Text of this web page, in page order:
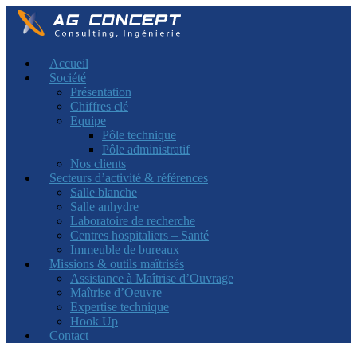
Accueil
Société
Présentation
Chiffres clé
Equipe
Pôle technique
Pôle administratif
Nos clients
Secteurs d’activité & références
Salle blanche
Salle anhydre
Laboratoire de recherche
Centres hospitaliers – Santé
Immeuble de bureaux
Missions & outils maîtrisés
Assistance à Maîtrise d’Ouvrage
Maîtrise d’Oeuvre
Expertise technique
Hook Up
Contact